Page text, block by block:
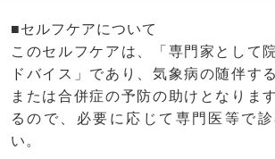
■セルフケアについて
このセルフケアは、「専門家として
ドバイス」であり、気象病の随伴す
または合併症の予防の助けとなりま
るので、必要に応じて専門医等で
い。